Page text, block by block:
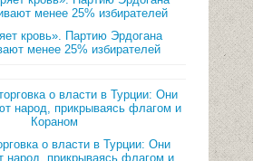
кровь». Партию Эрдогана
менее 25% избирателей
о власти в Турции: Они
народ, прикрываясь флагом и